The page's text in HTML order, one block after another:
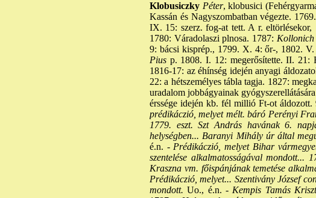
Klobusiczky Péter, klobusici
Kassán és Nagyszombatban végezte.
IX. 15: szerz. fog-at tett. A r.
1780: Váradolaszi plnosa. 1787: Kollonich
9: bácsi kisprép., 1799. X. 4: őr-, 1802.
Pius p. 1808. I. 12: megerősítette. II. 21:
1816-17: az éhínség idején anyagi
22: a hétszemélyes tábla tagja. 1827:
uradalom jobbágyainak
érssége idején kb. fél millió Ft-ot
prédikáczió, melyet mélt. báró Perényi
1779. eszt. Szt András havának 6.
helységben... Baranyi Mihály úr által
é.n. -Prédikáczió, melyet Bihar
szentelése alkalmatosságával mondott...
Kraszna vm. főispánjának temetése
Prédikáczió, melyet... Szentivány József
mondott. Uo., é.n. -Kempis Tamás